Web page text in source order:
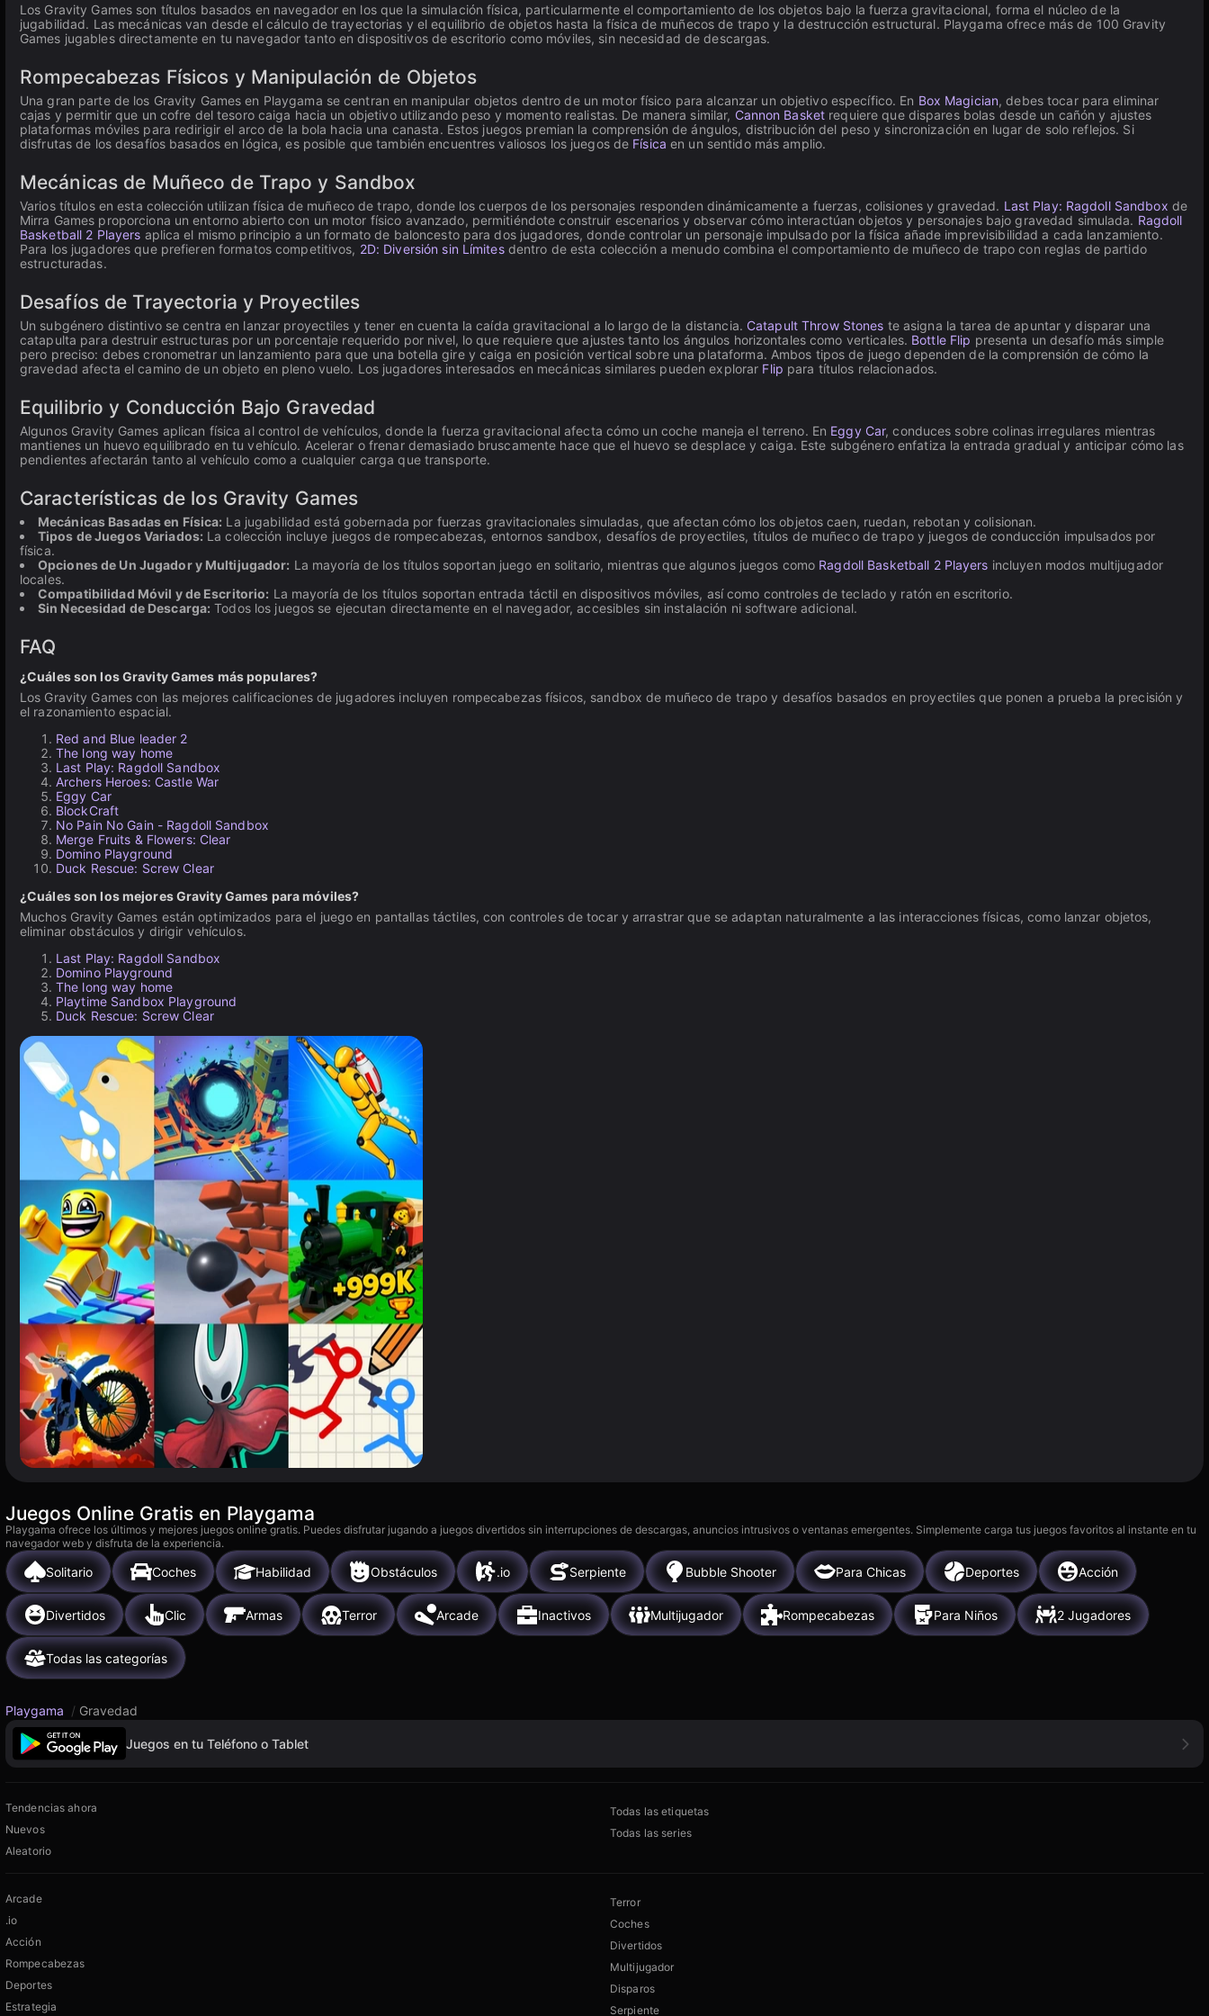
Los Gravity Games son títulos basados en navegador en los que la simulación física, particularmente el comportamiento de los objetos bajo la fuerza gravitacional, forma el núcleo de la
jugabilidad. Las mecánicas van desde el cálculo de trayectorias y el equilibrio de objetos hasta la física de muñecos de trapo y la destrucción estructural. Playgama ofrece más de 100 Gravity
Games jugables directamente en tu navegador tanto en dispositivos de escritorio como móviles, sin necesidad de descargas.
Rompecabezas Físicos y Manipulación de Objetos
Una gran parte de los Gravity Games en Playgama se centran en manipular objetos dentro de un motor físico para alcanzar un objetivo específico. En Box Magician, debes tocar para eliminar
cajas y permitir que un cofre del tesoro caiga hacia un objetivo utilizando peso y momento realistas. De manera similar, Cannon Basket requiere que dispares bolas desde un cañón y ajustes
plataformas móviles para redirigir el arco de la bola hacia una canasta. Estos juegos premian la comprensión de ángulos, distribución del peso y sincronización en lugar de solo reflejos. Si
disfrutas de los desafíos basados en lógica, es posible que también encuentres valiosos los juegos de Física en un sentido más amplio.
Mecánicas de Muñeco de Trapo y Sandbox
Varios títulos en esta colección utilizan física de muñeco de trapo, donde los cuerpos de los personajes responden dinámicamente a fuerzas, colisiones y gravedad. Last Play: Ragdoll Sandbox de
Mirra Games proporciona un entorno abierto con un motor físico avanzado, permitiéndote construir escenarios y observar cómo interactúan objetos y personajes bajo gravedad simulada. Ragdoll
Basketball 2 Players aplica el mismo principio a un formato de baloncesto para dos jugadores, donde controlar un personaje impulsado por la física añade imprevisibilidad a cada lanzamiento.
Para los jugadores que prefieren formatos competitivos, 2D: Diversión sin Límitesdentro de esta colección a menudo combina el comportamiento de muñeco de trapo con reglas de partido
estructuradas.
Desafíos de Trayectoria y Proyectiles
Un subgénero distintivo se centra en lanzar proyectiles y tener en cuenta la caída gravitacional a lo largo de la distancia. Catapult Throw Stones te asigna la tarea de apuntar y disparar una
catapulta para destruir estructuras por un porcentaje requerido por nivel, lo que requiere que ajustes tanto los ángulos horizontales como verticales. Bottle Flip presenta un desafío más simple
pero preciso: debes cronometrar un lanzamiento para que una botella gire y caiga en posición vertical sobre una plataforma. Ambos tipos de juego dependen de la comprensión de cómo la
gravedad afecta el camino de un objeto en pleno vuelo. Los jugadores interesados en mecánicas similares pueden explorar Flip para títulos relacionados.
Equilibrio y Conducción Bajo Gravedad
Algunos Gravity Games aplican física al control de vehículos, donde la fuerza gravitacional afecta cómo un coche maneja el terreno. En Eggy Car, conduces sobre colinas irregulares mientras
mantienes un huevo equilibrado en tu vehículo. Acelerar o frenar demasiado bruscamente hace que el huevo se desplace y caiga. Este subgénero enfatiza la entrada gradual y anticipar cómo las
pendientes afectarán tanto al vehículo como a cualquier carga que transporte.
Características de los Gravity Games
Mecánicas Basadas en Física: La jugabilidad está gobernada por fuerzas gravitacionales simuladas, que afectan cómo los objetos caen, ruedan, rebotan y colisionan.
Tipos de Juegos Variados: La colección incluye juegos de rompecabezas, entornos sandbox, desafíos de proyectiles, títulos de muñeco de trapo y juegos de conducción impulsados por
física.
Opciones de Un Jugador y Multijugador: La mayoría de los títulos soportan juego en solitario, mientras que algunos juegos como Ragdoll Basketball 2 Players incluyen modos multijugador
locales.
Compatibilidad Móvil y de Escritorio: La mayoría de los títulos soportan entrada táctil en dispositivos móviles, así como controles de teclado y ratón en escritorio.
Sin Necesidad de Descarga: Todos los juegos se ejecutan directamente en el navegador, accesibles sin instalación ni software adicional.
FAQ
¿Cuáles son los Gravity Games más populares?
Los Gravity Games con las mejores calificaciones de jugadores incluyen rompecabezas físicos, sandbox de muñeco de trapo y desafíos basados en proyectiles que ponen a prueba la precisión y
el razonamiento espacial.
Red and Blue leader 2
The long way home
Last Play: Ragdoll Sandbox
Archers Heroes: Castle War
Eggy Car
BlockCraft
No Pain No Gain - Ragdoll Sandbox
Merge Fruits & Flowers: Clear
Domino Playground
Duck Rescue: Screw Clear
¿Cuáles son los mejores Gravity Games para móviles?
Muchos Gravity Games están optimizados para el juego en pantallas táctiles, con controles de tocar y arrastrar que se adaptan naturalmente a las interacciones físicas, como lanzar objetos,
eliminar obstáculos y dirigir vehículos.
Last Play: Ragdoll Sandbox
Domino Playground
The long way home
Playtime Sandbox Playground
Duck Rescue: Screw Clear
Juegos Online Gratis en Playgama
Playgama ofrece los últimos y mejores juegos online gratis. Puedes disfrutar jugando a juegos divertidos sin interrupciones de descargas, anuncios intrusivos o ventanas emergentes. Simplemente carga tus juegos favoritos al instante en tu
navegador web y disfruta de la experiencia.
Solitario Coches Habilidad Obstáculos .io Serpiente Bubble Shooter Para Chicas Deportes Acción
Divertidos Clic Armas Terror Arcade Inactivos Multijugador Rompecabezas Para Niños 2 Jugadores
Todas las categorías
Playgama / Gravedad
Juegos en tu Teléfono o Tablet
Tendencias ahora
Nuevos
Aleatorio
Todas las etiquetas
Todas las series
Arcade
.io
Acción
Rompecabezas
Deportes
Estrategia
Terror
Coches
Divertidos
Multijugador
Disparos
Serpiente